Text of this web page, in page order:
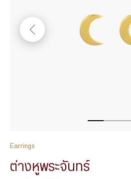
Earrings
ต่างหูพระจันทร์